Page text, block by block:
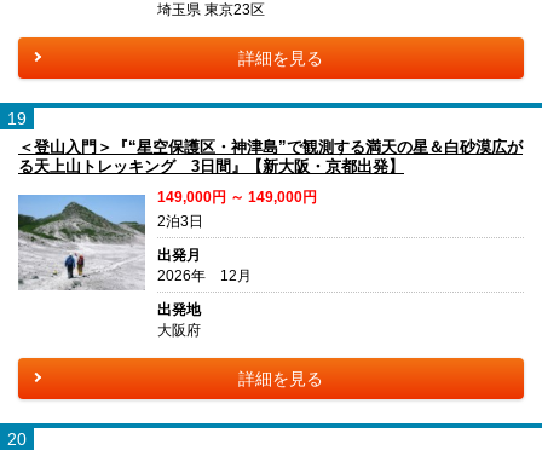
埼玉県 東京23区
詳細を見る
19
＜登山入門＞『“星空保護区・神津島”で観測する満天の星＆白砂漠広が
る天上山トレッキング 3日間』【新大阪・京都出発】
149,000円 ～ 149,000円
2泊3日
出発月
2026年 12月
出発地
大阪府
詳細を見る
20